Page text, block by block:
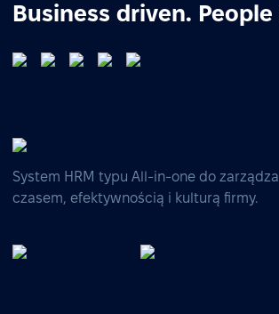
Business driven.
System HRM typu All-in-one do
czasem, efektywnością i kulturą firmy.